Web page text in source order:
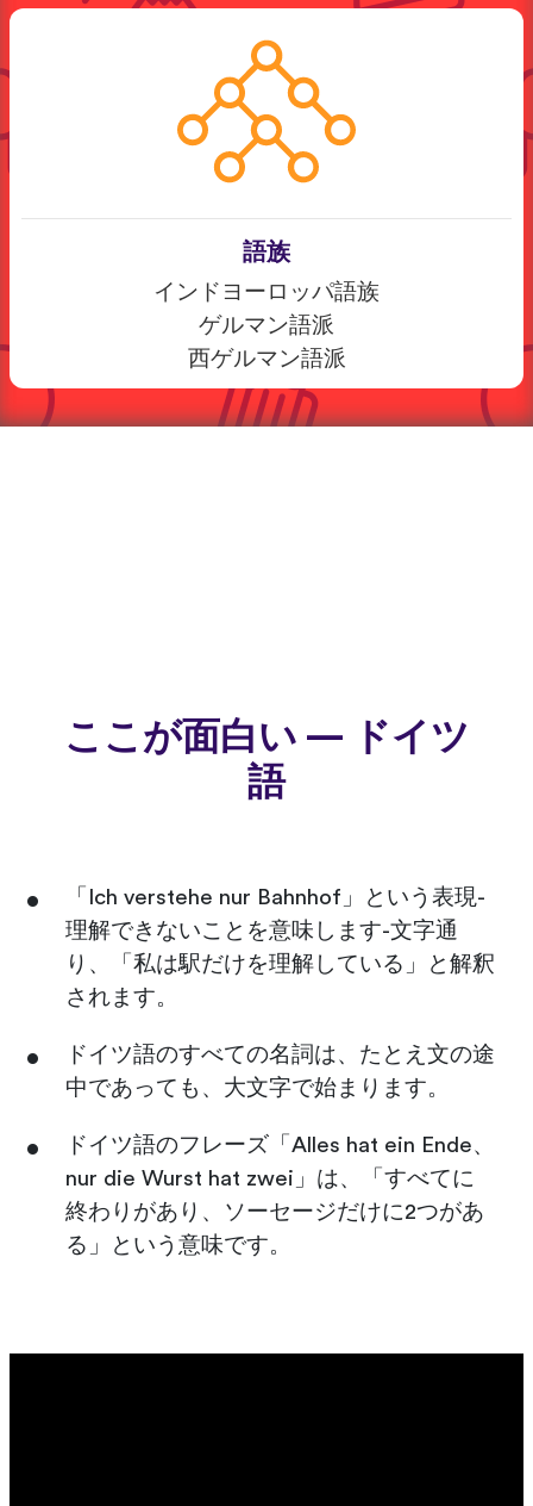
語族
インドヨーロッパ語族
ゲルマン語派
西ゲルマン語派
ここが面白い — ドイツ
語
「Ich verstehe nur Bahnhof」という表現-
理解できないことを意味します-文字通
り、「私は駅だけを理解している」と解釈
されます。
ドイツ語のすべての名詞は、たとえ文の途
中であっても、大文字で始まります。
ドイツ語のフレーズ「Alles hat ein Ende、
nur die Wurst hat zwei」は、「すべてに
終わりがあり、ソーセージだけに2つがあ
る」という意味です。